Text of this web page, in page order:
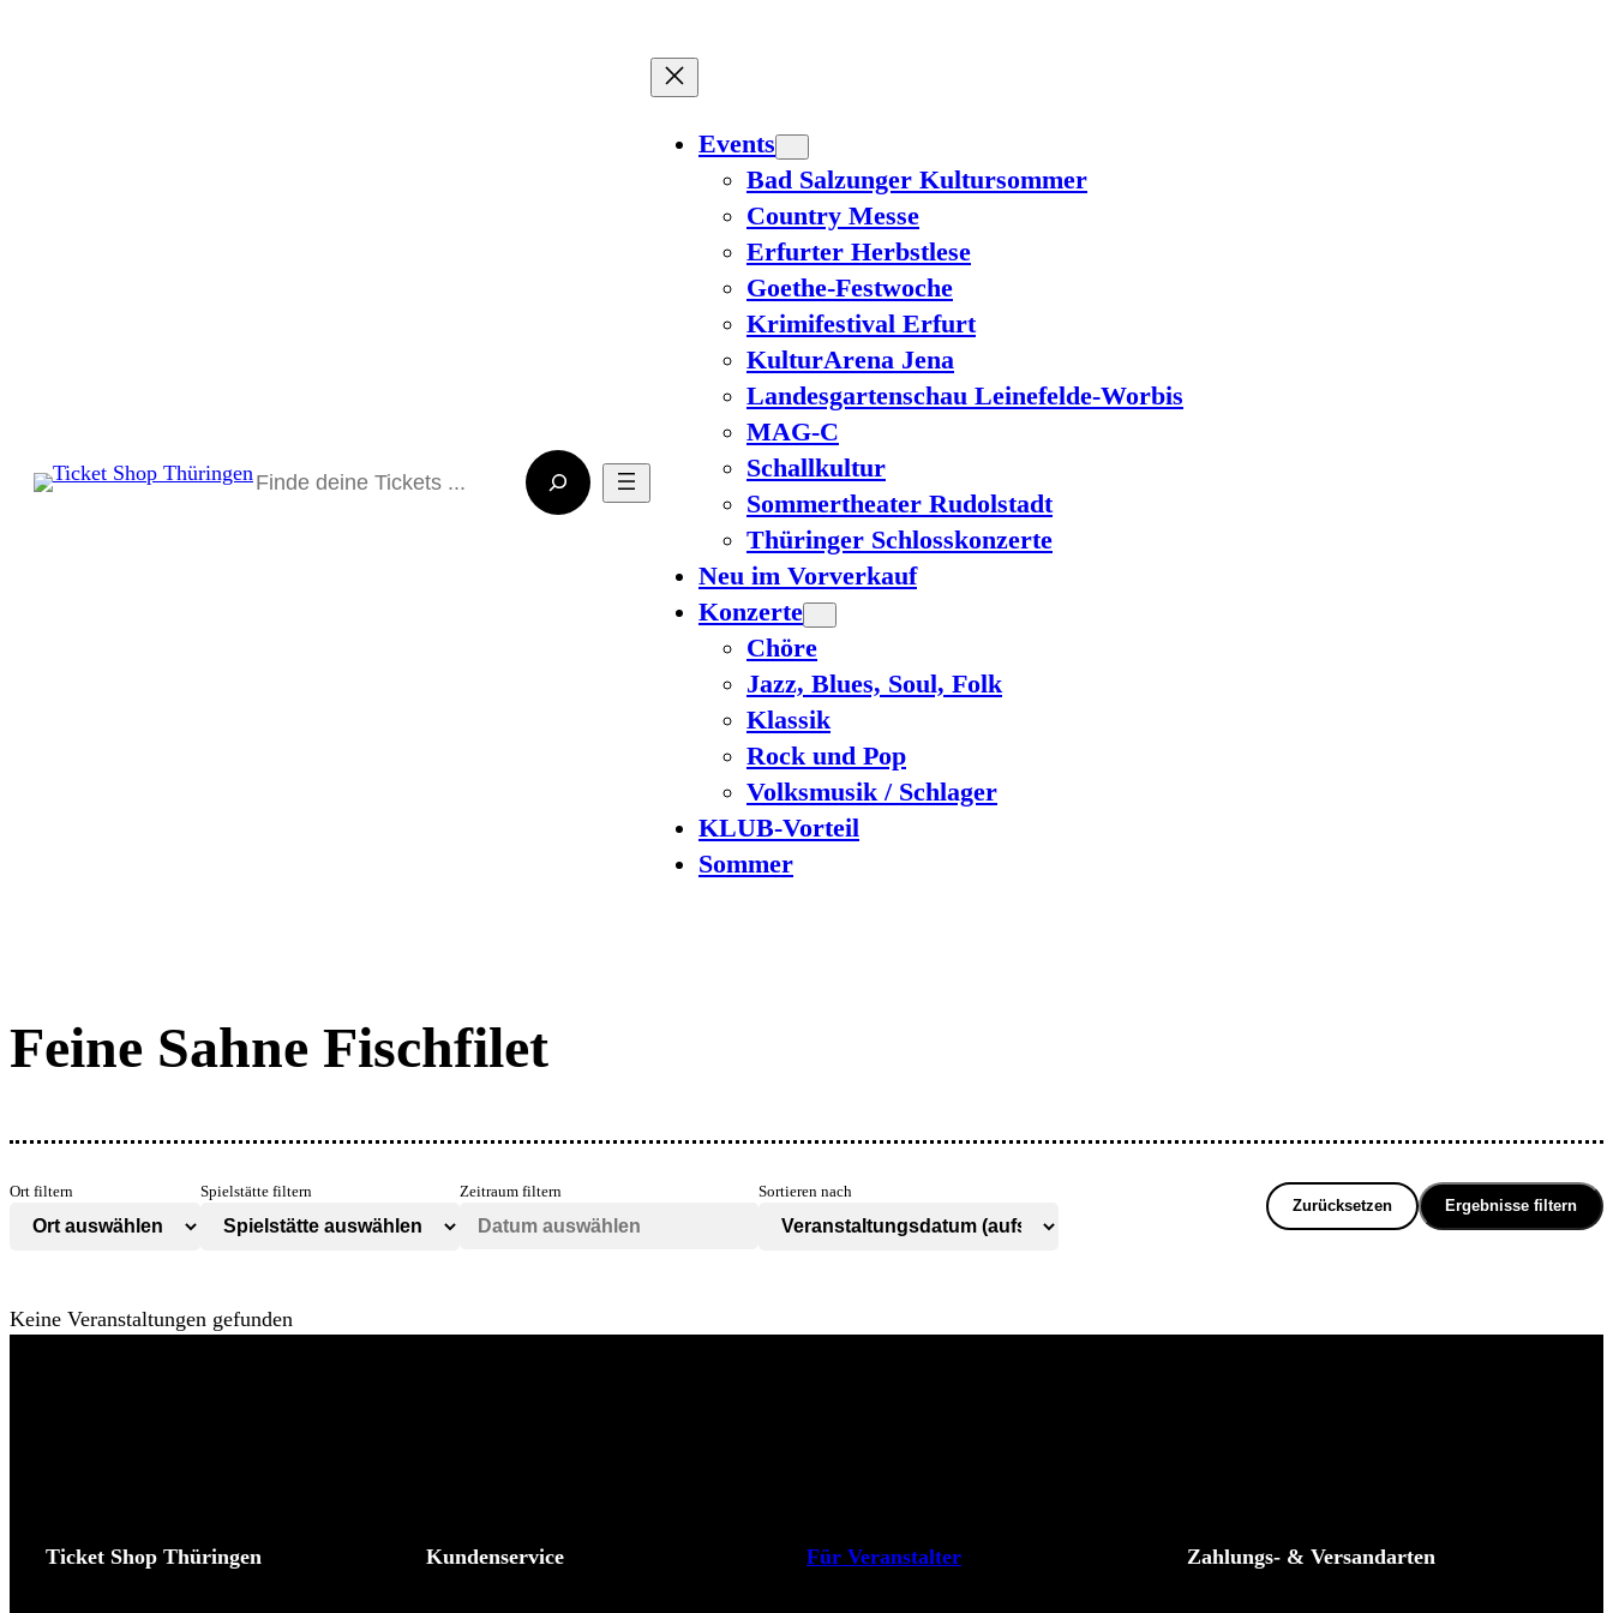
Events
Bad Salzunger Kultursommer
Country Messe
Erfurter Herbstlese
Goethe-Festwoche
Krimifestival Erfurt
KulturArena Jena
Landesgartenschau Leinefelde-Worbis
MAG-C
Schallkultur
Sommertheater Rudolstadt
Thüringer Schlosskonzerte
Neu im Vorverkauf
Konzerte
Chöre
Jazz, Blues, Soul, Folk
Klassik
Rock und Pop
Volksmusik / Schlager
KLUB-Vorteil
Sommer
Feine Sahne Fischfilet
Ort filtern Spielstätte filtern Zeitraum filtern Sortieren nach
Zurücksetzen Ergebnisse filtern
Keine Veranstaltungen gefunden
Ticket Shop Thüringen Kundenservice Für Veranstalter Zahlungs- & Versandarten